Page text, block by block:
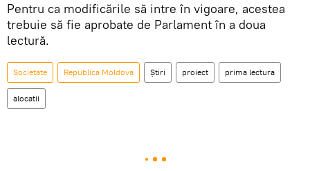
Pentru ca modificările să intre în vigoare, acestea
trebuie să fie aprobate de Parlament în a doua
lectură.
Societate Republica Moldova Știri proiect prima lectura
alocatii